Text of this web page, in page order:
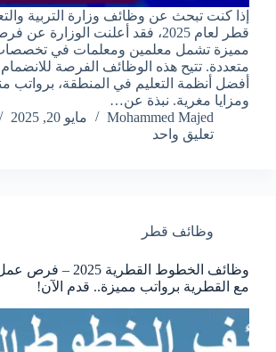
إذا كنت تبحث عن وظائف وزارة التربية
قطر لعام 2025، فقد أعلنت الوزارة
مميزة تشمل معلمين ومعلمات في
متعددة. تتيح هذه الوظائف الفرصة
أفضل أنظمة التعليم في المنطقة، برواتب
ومزايا مغرية. نبذة عن…
Mohammed Majed
مايو 20, 2025
تعليق واحد
وظائف قطر
وظائف الخطوط القطرية
مع القطرية برواتب مميزة.. قدم الآن!